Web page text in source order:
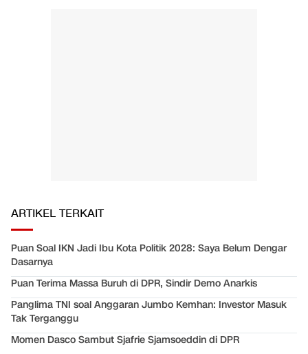
ARTIKEL TERKAIT
Puan Soal IKN Jadi Ibu Kota Politik 2028: Saya Belum Dengar
Dasarnya
Puan Terima Massa Buruh di DPR, Sindir Demo Anarkis
Panglima TNI soal Anggaran Jumbo Kemhan: Investor Masuk
Tak Terganggu
Momen Dasco Sambut Sjafrie Sjamsoeddin di DPR